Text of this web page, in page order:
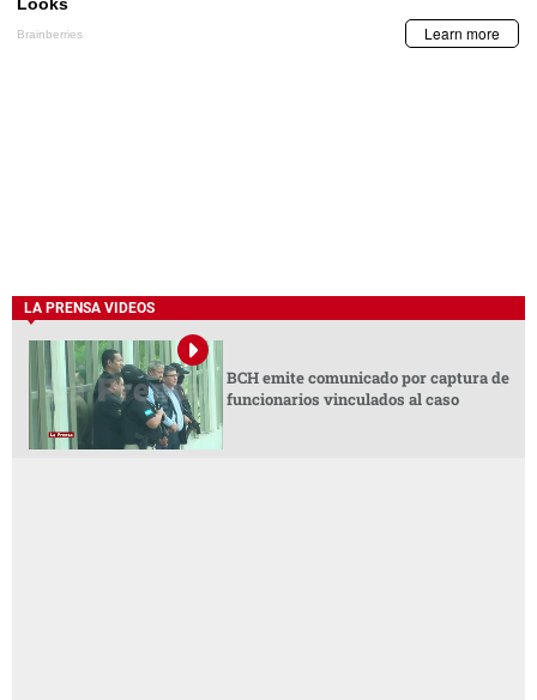
LA PRENSA VIDEOS
BCH emite comunicado por captura de
funcionarios vinculados al caso